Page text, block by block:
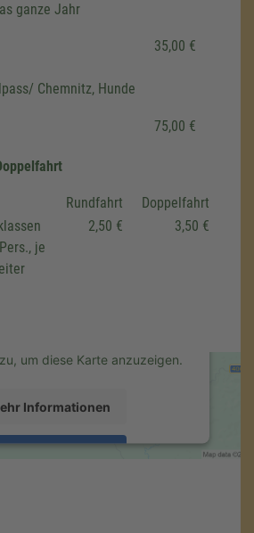
ganze Jahr
Chemnitz, Hunde
35,00 €
75,00 €
Rundfahrt
Doppelfahrt
je
2,50 € 3,50 €
Ihre Zustimmung,
Maps-Service zu
laden!
einen Service eines
um diese Karte anzuzeigen.
Informationen